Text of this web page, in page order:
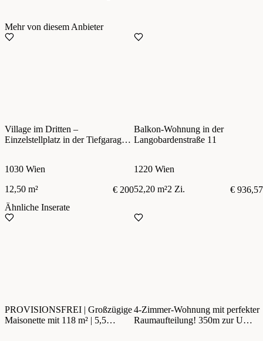
Mehr von diesem Anbieter
Village im Dritten –
Einzelstellplatz in der Tiefgarage –
1030 Wien
12,50 m²
€ 200
Balkon-Wohnung in der
Langobardenstraße 11
1220 Wien
52,20 m²2 Zi.
€ 936,57
Ähnliche Inserate
PROVISIONSFREI | Großzügige
Maisonette mit 118 m² | 5,5
4-Zimmer-Wohnung mit perfekter
Raumaufteilung! 350m zur U